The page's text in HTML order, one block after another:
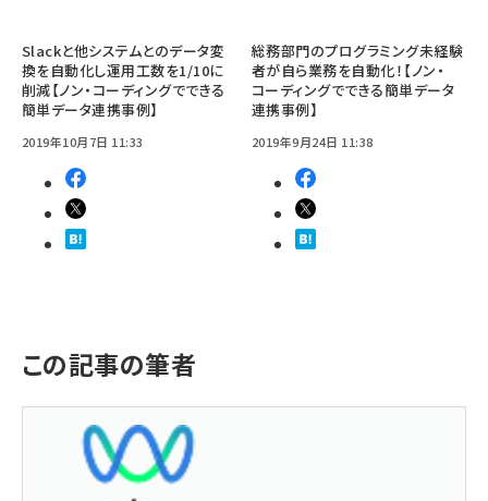
Slackと他システムとのデータ変
換を自動化し運用工数を1/10に
削減【ノン・コーディングでできる
簡単データ連携事例】
2019年10月7日 11:33
総務部門のプログラミング未経験
者が自ら業務を自動化！【ノン・
コーディングでできる簡単データ
連携事例】
2019年9月24日 11:38
この記事の筆者